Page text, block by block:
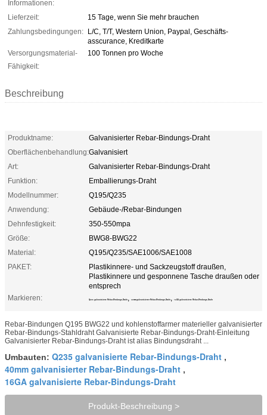
Informationen:
Lieferzeit:
15 Tage, wenn Sie mehr brauchen
Zahlungsbedingungen: L/C, T/T, Western Union, Paypal, Geschäfts-
asscurance, Kreditkarte
Versorgungsmaterial-
Fähigkeit:
100 Tonnen pro Woche
Beschreibung
Produktname:
Galvanisierter Rebar-Bindungs-Draht
Oberflächenbehandlung:Galvanisiert
Art:
Galvanisierter Rebar-Bindungs-Draht
Funktion:
Emballierungs-Draht
Modellnummer:
Q195/Q235
Anwendung:
Gebäude-/Rebar-Bindungen
Dehnfestigkeit:
350-550mpa
Größe:
BWG8-BWG22
Material:
Q195/Q235/SAE1006/SAE1008
PAKET:
Plastikinnere- und Sackzeugstoff draußen,
Plastikinnere und gesponnene Tasche draußen oder
entsprech
Markieren:
Q235 galvanisierte Rebar-Bindungs-Draht , 40mm galvanisierter Rebar-Bindungs-Draht , 16GA galvanisierte Rebar-Bindungs-Draht
Rebar-Bindungen Q195 BWG22 und kohlenstoffarmer materieller galvanisierter
Rebar-Bindungs-Stahldraht Galvanisierte Rebar-Bindungs-Draht-Einleitung
Galvanisierter Rebar-Bindungs-Draht ist alias Bindungsdraht ...
Umbauten: Q235 galvanisierte Rebar-Bindungs-Draht ,
40mm galvanisierter Rebar-Bindungs-Draht ,
16GA galvanisierte Rebar-Bindungs-Draht
Produkt-Beschreibung >